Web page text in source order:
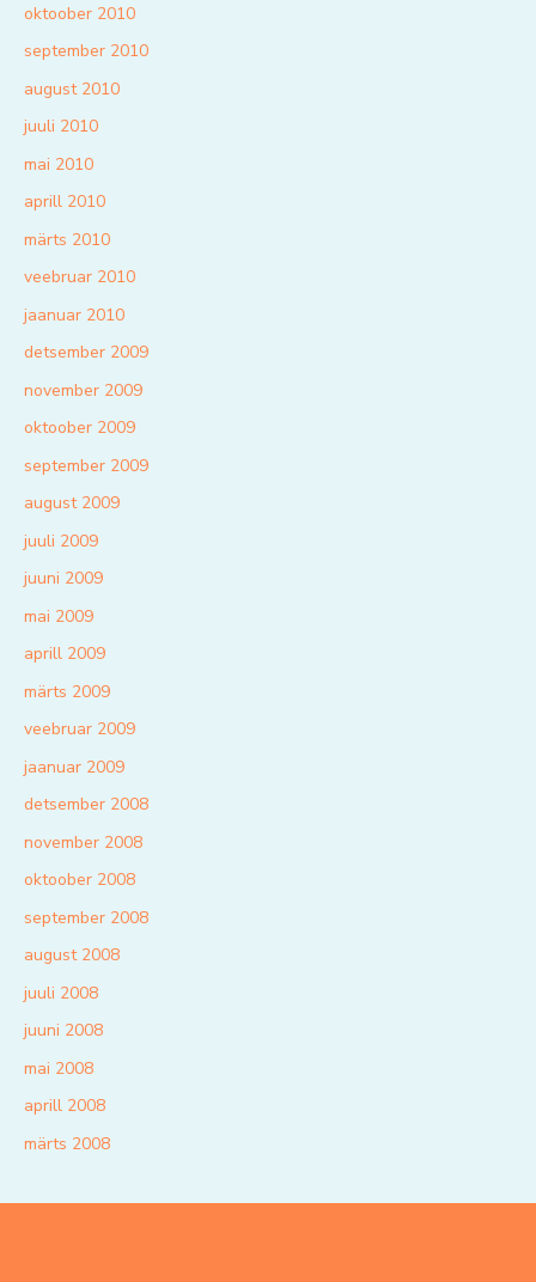
oktoober 2010
september 2010
august 2010
juuli 2010
mai 2010
aprill 2010
märts 2010
veebruar 2010
jaanuar 2010
detsember 2009
november 2009
oktoober 2009
september 2009
august 2009
juuli 2009
juuni 2009
mai 2009
aprill 2009
märts 2009
veebruar 2009
jaanuar 2009
detsember 2008
november 2008
oktoober 2008
september 2008
august 2008
juuli 2008
juuni 2008
mai 2008
aprill 2008
märts 2008